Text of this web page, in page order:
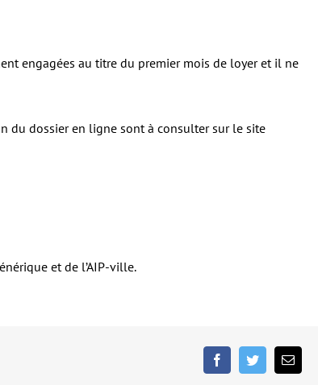
engagées au titre du premier mois de loyer et il ne
du dossier en ligne sont à consulter sur le site
et de l’AIP-ville.
FacebookTwitterEmail